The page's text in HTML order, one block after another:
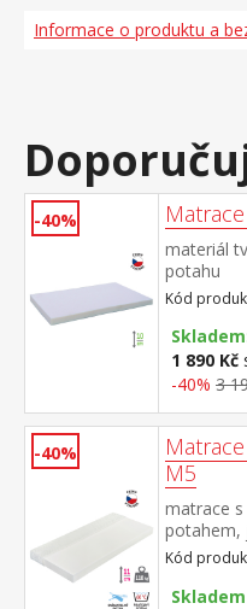
Informace o produktu a
-40%
materiál
potahu
Kód
1 890 Kč
-40% 3
-40%
M5
matrace
potahem,
pro
pratelný
110 kg
Kód
Skladem